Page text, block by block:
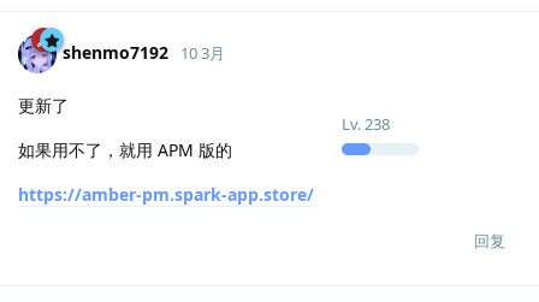
shenmo7192
Lv.238
10 3月
更新了
如果用不了，就用 APM 版的
https://amber-pm.spark-app.store/
回复